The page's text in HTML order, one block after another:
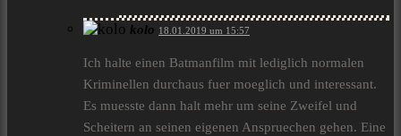
kolo 18.01.2019 um 15:57
Ich halte einen Batmanfilm mit lediglich normalen
Kriminellen durchaus fuer moeglich und interessant.
Es muesste dann halt mehr um seine Zweifel und
Scheitern an seinen eigenen Anspruechen gehen. Eine